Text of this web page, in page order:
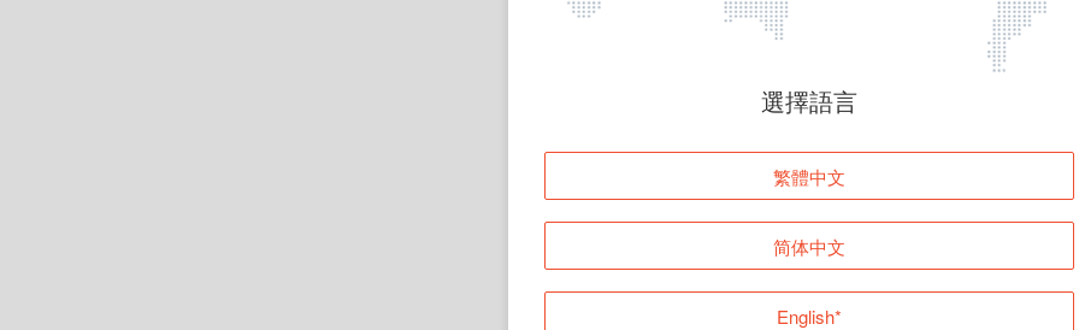
頁面無法顯示
登入
返回首頁
選擇語言
繁體中文
简体中文
English*